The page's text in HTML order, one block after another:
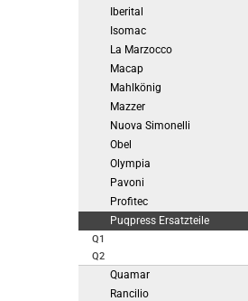
Iberital
Isomac
La Marzocco
Macap
Mahlkönig
Mazzer
Nuova Simonelli
Obel
Olympia
Pavoni
Profitec
Puqpress Ersatzteile
Q1
Q2
Quamar
Rancilio